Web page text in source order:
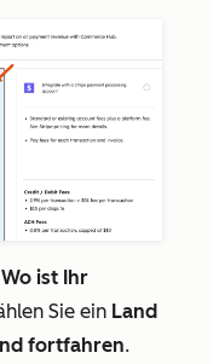
ist Ihr
Sie ein Land
fortfahren.